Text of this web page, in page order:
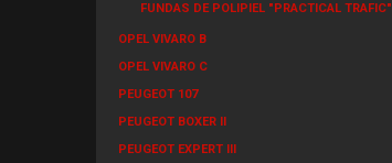
FUNDAS DE POLIPIEL "PRACTICAL TRAFIC"
OPEL VIVARO B
OPEL VIVARO C
PEUGEOT 107
PEUGEOT BOXER II
PEUGEOT EXPERT III